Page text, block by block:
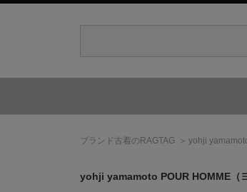
ブランド古着のRAGTAG yohji
yohji yamamoto POUR HOMME